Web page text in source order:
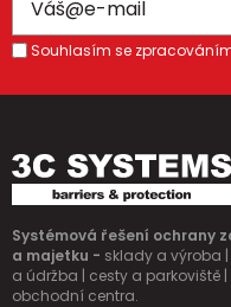
Souhlasím se
Systémová řešení ochrany
a majetku - sklady a výroba
a údržba | cesty a parkoviště
obchodní centra.